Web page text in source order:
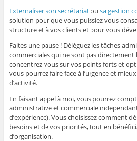
Externaliser son secrétariatou sa gestion
solution pour que vous puissiez vous
structure et à vos clients et pour vous
Faites une pause ! Déléguez les tâches
commerciales qui ne sont pas directement
concentrez-vous sur vos points forts et
vous pourrez faire face à l’urgence et
d’activité.
En faisant appel à moi, vous pourrez
administrative et commerciale
d’expérience). Vous choisissez comment
besoins et de vos priorités, tout en
d’organisation.